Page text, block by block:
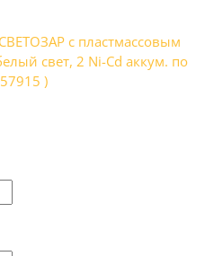
с пластмассовым
свет, 2 Ni-Cd аккум. по
)